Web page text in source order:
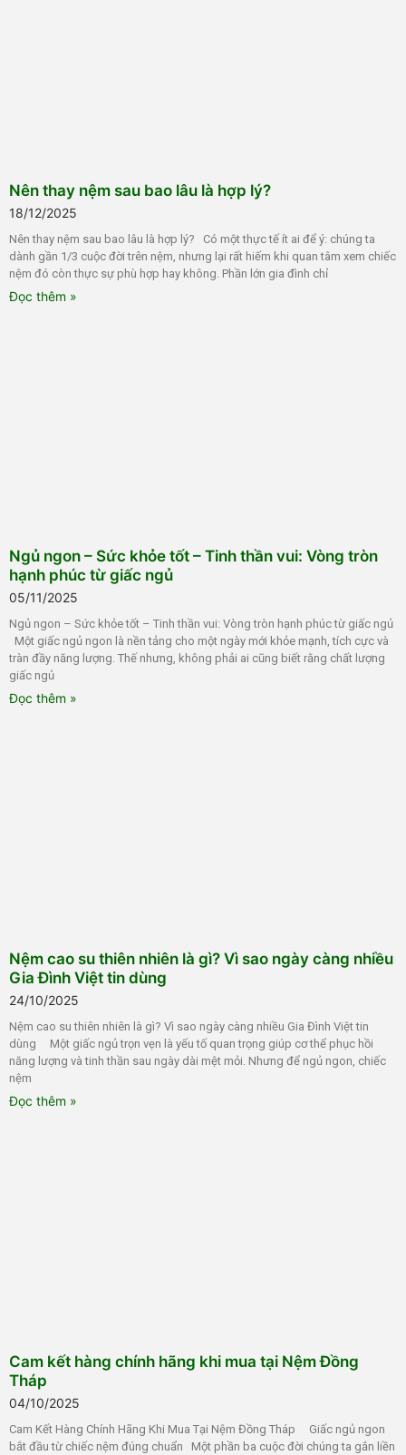
Nên thay nệm sau bao lâu là hợp lý?
18/12/2025
Nên thay nệm sau bao lâu là hợp lý? Có một thực tế ít ai để ý: chúng ta
dành gần 1/3 cuộc đời trên nệm, nhưng lại rất hiếm khi quan tâm xem chiếc
nệm đó còn thực sự phù hợp hay không. Phần lớn gia đình chỉ
Đọc thêm »
Ngủ ngon – Sức khỏe tốt – Tinh thần vui: Vòng tròn
hạnh phúc từ giấc ngủ
05/11/2025
Ngủ ngon – Sức khỏe tốt – Tinh thần vui: Vòng tròn hạnh phúc từ giấc ngủ
Một giấc ngủ ngon là nền tảng cho một ngày mới khỏe mạnh, tích cực và
tràn đầy năng lượng. Thế nhưng, không phải ai cũng biết rằng chất lượng
giấc ngủ
Đọc thêm »
Nệm cao su thiên nhiên là gì? Vì sao ngày càng nhiều
Gia Đình Việt tin dùng
24/10/2025
Nệm cao su thiên nhiên là gì? Vì sao ngày càng nhiều Gia Đình Việt tin
dùng Một giấc ngủ trọn vẹn là yếu tố quan trọng giúp cơ thể phục hồi
năng lượng và tinh thần sau ngày dài mệt mỏi. Nhưng để ngủ ngon, chiếc
nệm
Đọc thêm »
Cam kết hàng chính hãng khi mua tại Nệm Đồng
Tháp
04/10/2025
Cam Kết Hàng Chính Hãng Khi Mua Tại Nệm Đồng Tháp Giấc ngủ ngon
bắt đầu từ chiếc nệm đúng chuẩn Một phần ba cuộc đời chúng ta gắn liền